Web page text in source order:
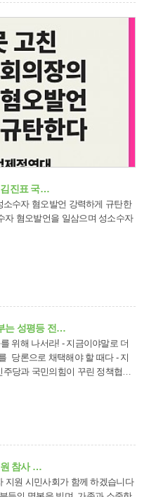
김진표 국…
는 성평등 전…
위해 나서라! - 지금이야말로 더
당론으로 채택해야 할 때다 - 지
당과 국민의힘이 꾸린 정책협의
원 참사 …
지원 시민사회가 함께 하겠습니다